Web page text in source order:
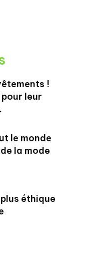
!
leur
le monde
la mode
éthique